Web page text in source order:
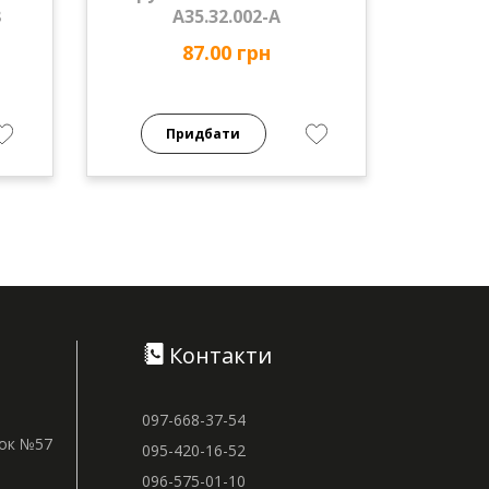
А35.32.002-А
87.00 грн
Придбати
№57
Контакти
097-668-37-54
095-420-16-52
096-575-01-10